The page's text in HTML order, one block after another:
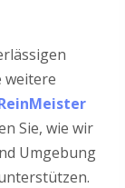
weitere
Sie, wie wir
Umgebung